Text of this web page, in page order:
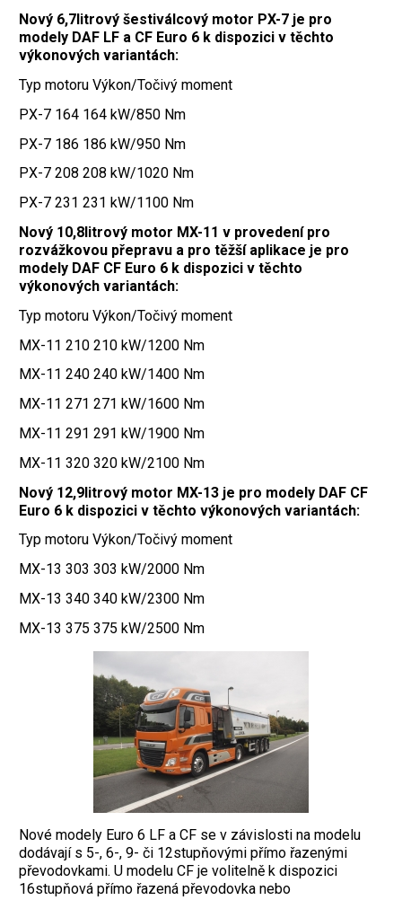
Nový 6,7litrový šestiválcový motor PX-7 je pro
modely DAF LF a CF Euro 6 k dispozici v těchto
výkonových variantách:
Typ motoru Výkon/Točivý moment
PX-7 164 164 kW/850 Nm
PX-7 186 186 kW/950 Nm
PX-7 208 208 kW/1020 Nm
PX-7 231 231 kW/1100 Nm
Nový 10,8litrový motor MX-11 v provedení pro
rozvážkovou přepravu a pro těžší aplikace je pro
modely DAF CF Euro 6 k dispozici v těchto
výkonových variantách:
Typ motoru Výkon/Točivý moment
MX-11 210 210 kW/1200 Nm
MX-11 240 240 kW/1400 Nm
MX-11 271 271 kW/1600 Nm
MX-11 291 291 kW/1900 Nm
MX-11 320 320 kW/2100 Nm
Nový 12,9litrový motor MX-13 je pro modely DAF CF
Euro 6 k dispozici v těchto výkonových variantách:
Typ motoru Výkon/Točivý moment
MX-13 303 303 kW/2000 Nm
MX-13 340 340 kW/2300 Nm
MX-13 375 375 kW/2500 Nm
Nové modely Euro 6 LF a CF se v závislosti na modelu
dodávají s 5-, 6-, 9- či 12stupňovými přímo řazenými
převodovkami. U modelu CF je volitelně k dispozici
16stupňová přímo řazená převodovka nebo